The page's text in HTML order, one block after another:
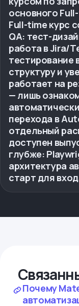
основного
Full-time курс
QA: тест-
работа в Jira/
тестирование
структуру и
работает на
— лишь
перехода в
отдельный
доступен
глубже:
архитектура
старт для
Почему